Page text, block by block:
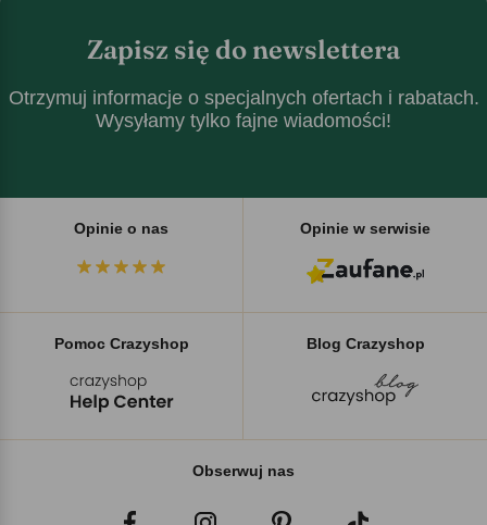
Zapisz się do newslettera
Otrzymuj informacje o specjalnych ofertach i rabatach.
Wysyłamy tylko fajne wiadomości!
Opinie o nas Opinie w serwisie
Pomoc Crazyshop Blog Crazyshop
Obserwuj nas